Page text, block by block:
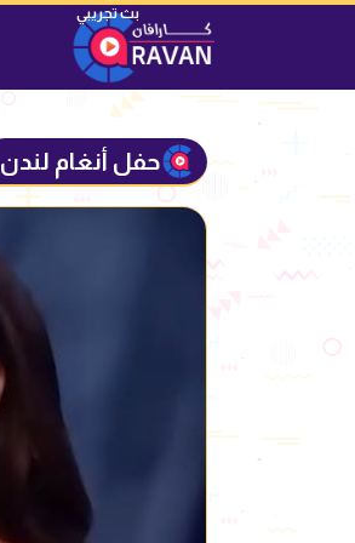
حفل أنغام لندن